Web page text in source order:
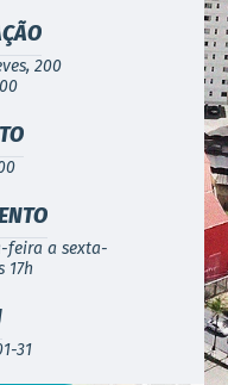
200
feira a sexta-
17h
31